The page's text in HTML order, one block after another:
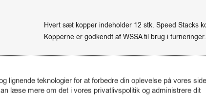
Hvert sæt kopper indeholder 12 stk. Speed Stacks
Kopperne er godkendt af WSSA til brug i turneringer.
Speed Stacks kopperne er er special udviklet til
Speed Stacks er det eneste produkt som er
lignende teknologier for at forbedre din oplevelse på vores
læse mere om det i vores privatlivspolitik og administrere dit